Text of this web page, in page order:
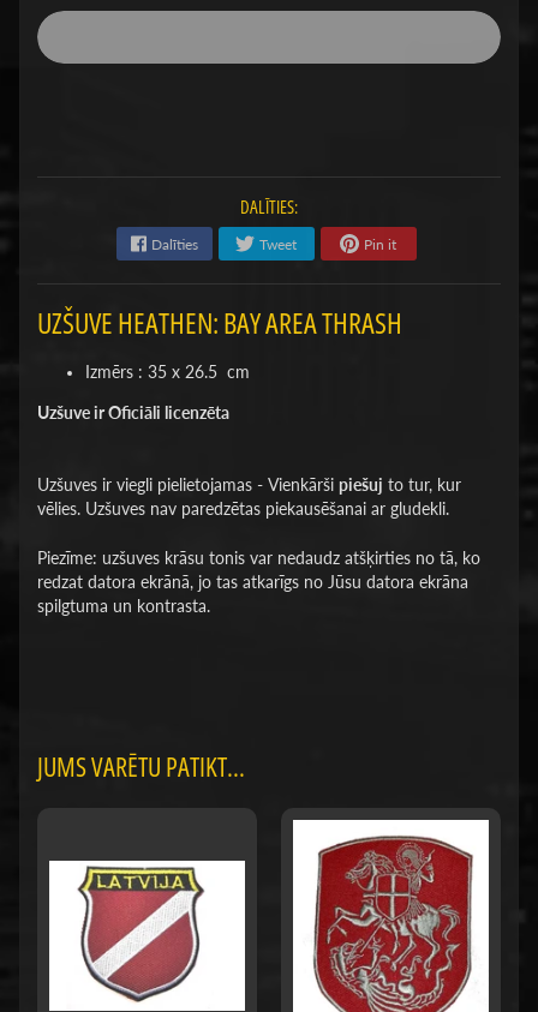
DALĪTIES:
Dalīties Tweet Pin it
UZŠUVE HEATHEN: BAY AREA THRASH
Izmērs : 35 x 26.5 cm
Uzšuve ir Oficiāli licenzēta
Uzšuves ir viegli pielietojamas - Vienkārši piešuj to tur, kur
vēlies. Uzšuves nav paredzētas piekausēšanai ar gludekli.
Piezīme: uzšuves krāsu tonis var nedaudz atšķirties no tā, ko
redzat datora ekrānā, jo tas atkarīgs no Jūsu datora ekrāna
spilgtuma un kontrasta.
JUMS VARĒTU PATIKT...